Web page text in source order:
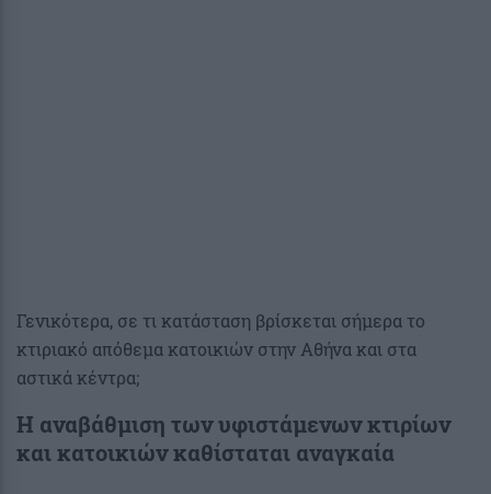
Γενικότερα, σε τι κατάσταση βρίσκεται σήμερα το
κτιριακό απόθεμα κατοικιών στην Αθήνα και στα
αστικά κέντρα;
Η αναβάθμιση των υφιστάμενων κτιρίων
και κατοικιών καθίσταται αναγκαία